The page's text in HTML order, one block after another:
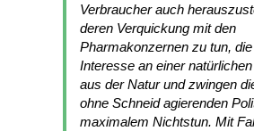
Verbraucher auch
deren Verquickung mit den
Pharmakonzernen zu tun,
Interesse an einer
aus der Natur und zwingen
ohne Schneid agierenden
maximalem Nichtstun. Mit